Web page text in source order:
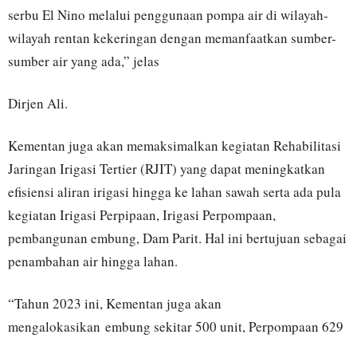
serbu El Nino melalui penggunaan pompa air di wilayah-
wilayah rentan kekeringan dengan memanfaatkan sumber-
sumber air yang ada,” jelas
Dirjen Ali.
Kementan juga akan memaksimalkan kegiatan Rehabilitasi
Jaringan Irigasi Tertier (RJIT) yang dapat meningkatkan
efisiensi aliran irigasi hingga ke lahan sawah serta ada pula
kegiatan Irigasi Perpipaan, Irigasi Perpompaan,
pembangunan embung, Dam Parit. Hal ini bertujuan sebagai
penambahan air hingga lahan.
“Tahun 2023 ini, Kementan juga akan
mengalokasikan embung sekitar 500 unit, Perpompaan 629